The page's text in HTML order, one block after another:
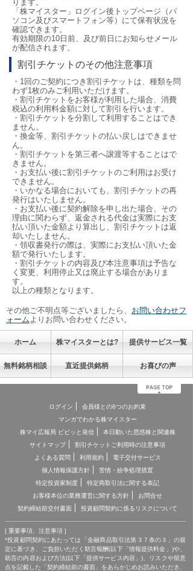
ります。
「株マイスター」ログイン後トップページ（パ
ソコン及びスマートフォン等）にて保有状況を
確認できます。
有効期限の10日前、及び前日にお知らせメール
が配信されます。
割引チケットのその他注意事項
・1回のご契約につき割引チケットは、種類を問
わず1枚のみご利用いただけます。
・割引チケットをお客様が利用した場合、消費
税込の利用料金額に対して割引を行います。
・割引チケットを分割して利用することはでき
ません。
・換金等、割引チケットの払い戻しはできませ
ん。
・割引チケットを第三者へ譲渡等することはで
きません。
・お支払い後に割引チケットのご利用はお受け
できません。
・いかなる場合においても、割引チケットの再
発行はいたしません。
・お支払い後に契約解除を申し出た場合、その
理由に関わらず、返金される代金は実際にお支
払い頂いた金額より算出し、割引チケットは返
却いたしません。
・領収書発行の際は、実際にお支払い頂いた金
額で発行いたします。
・割引チケットの内容及び本注意事項は予告な
く変更、利用停止又は廃止する場合がありま
す。
以上の種類となります。
その他ご不明点等ございましたら、 お問い合わせフ
ォームよりお問い合わせください。
ホーム 株マイスターとは? 提供サービス一覧
無料銘柄相談 直近提供銘柄 お喜びの声
ログイン
会員様との6つのお約束
マンガでわかる株マイスター
株マイ広報局 ビビッと発信
本日動いた思惑株と関連株
サイトマップ
割引チケットご利用時の注意事項
よくある質問
利用規約
電子交付サービス
個人情報保護方針
苦情・紛争処理措置
特定投資家制度
特定商取引法に関する表記
お客様本位の業務運営に関する方針
お問合せ
契約締結前交付書面
投資顧問契約に係るリスクについて
[ 重要事項、注意事項 ]
*投資顧問契約にあたっては「金融商品取引法第３７条の３」の規
定に基づき、ご負担いただく助言報酬(以下「情報提供料金」)や、
助言の内容および方法(以下「提供サービス内容」)、リスクや留意
点を記載した「契約締結前の書面」をあらかじめお読みいただき、